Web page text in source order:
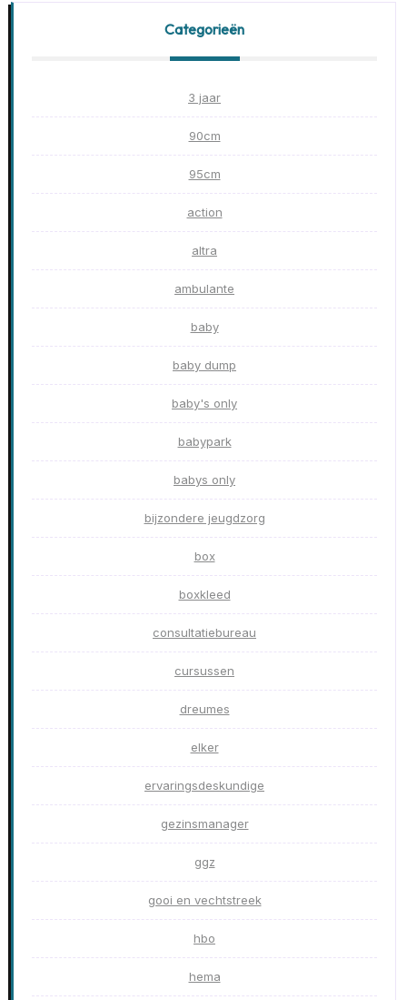
Categorieën
3 jaar
90cm
95cm
action
altra
ambulante
baby
baby dump
baby's only
babypark
babys only
bijzondere jeugdzorg
box
boxkleed
consultatiebureau
cursussen
dreumes
elker
ervaringsdeskundige
gezinsmanager
ggz
gooi en vechtstreek
hbo
hema